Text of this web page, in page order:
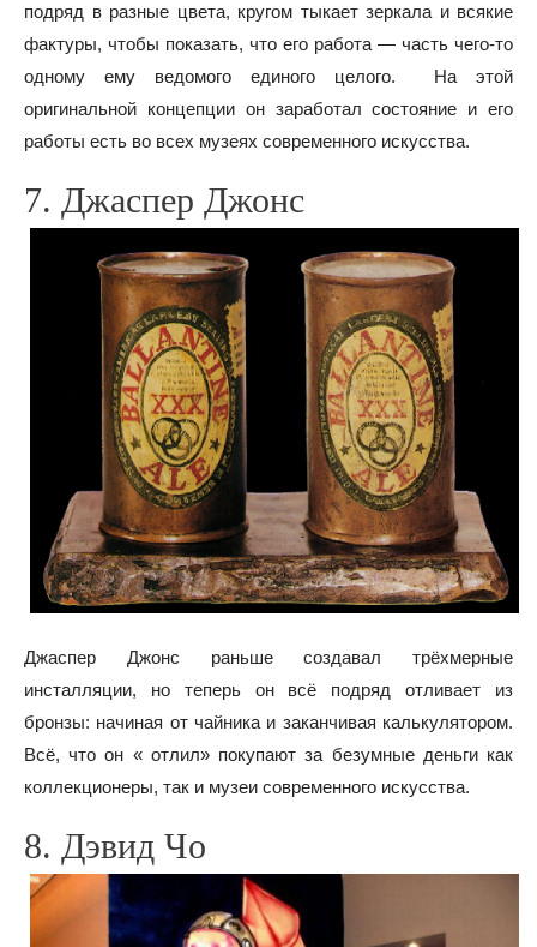
подряд в разные цвета, кругом тыкает зеркала и всякие
фактуры, чтобы показать, что его работа — часть чего-то
одному ему ведомого единого целого. На этой
оригинальной концепции он заработал состояние и его
работы есть во всех музеях современного искусства.
7. Джаспер Джонс
Джаспер Джонс раньше создавал трёхмерные
инсталляции, но теперь он всё подряд отливает из
бронзы: начиная от чайника и заканчивая калькулятором.
Всё, что он « отлил» покупают за безумные деньги как
коллекционеры, так и музеи современного искусства.
8. Дэвид Чо